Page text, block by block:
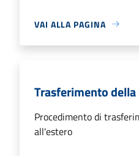
VAI ALLA PAGINA
Trasferimento
Procedimento di
all'estero